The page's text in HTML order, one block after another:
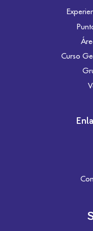
Curso